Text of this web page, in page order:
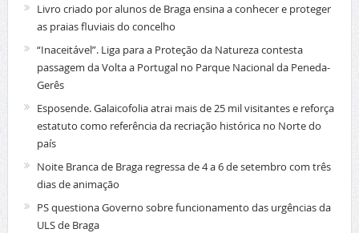
Livro criado por alunos de Braga ensina a conhecer e proteger
as praias fluviais do concelho
“Inaceitável”. Liga para a Proteção da Natureza contesta
passagem da Volta a Portugal no Parque Nacional da Peneda-
Gerês
Esposende. Galaicofolia atrai mais de 25 mil visitantes e reforça
estatuto como referência da recriação histórica no Norte do
país
Noite Branca de Braga regressa de 4 a 6 de setembro com três
dias de animação
PS questiona Governo sobre funcionamento das urgências da
ULS de Braga